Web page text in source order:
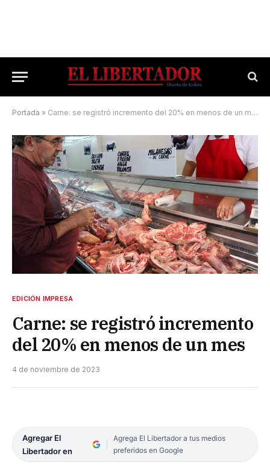
Portada » Carne: se registró incremento del 20% en menos de un mes
EDICIÓN IMPRESA
Carne: se registró incremento
del 20% en menos de un mes
4 de noviembre de 2023
Agregar El
Libertador en
Agrega El Libertador a tus medios
preferidos en Google